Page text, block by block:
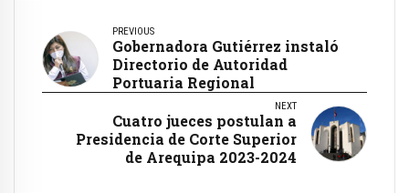
PREVIOUS
Gobernadora Gutiérrez instaló
Directorio de Autoridad
Portuaria Regional
NEXT
Cuatro jueces postulan a
Presidencia de Corte Superior
de Arequipa 2023-2024